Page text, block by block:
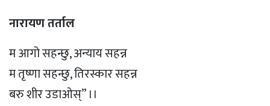
नारायण तर्ताल
म आगो सहन्छु, अन्याय सहन्न
म तृष्णा सहन्छु, तिरस्कार सहन्न
बरु शीर उडाओस्” ।।